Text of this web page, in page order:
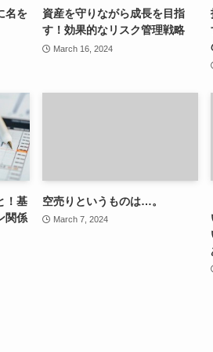
名を
資産を守りながら成長を目指
す！効果的なリスク管理戦略
March 16, 2024
！基
関係
空売りというものは…。
March 7, 2024